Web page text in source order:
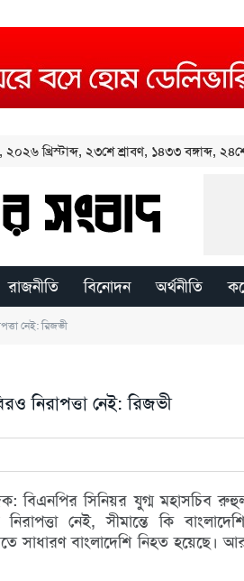
খ্রিস্টাব্দ, ২৩শে শ্রাবণ, ১৪৩৩ বঙ্গাব্দ,
রাজনীতি বিনোদন অর্থনীতি
নেই: রিজভী
নিরাপত্তা নেই: রিজভী
বিএনপির সিনিয়র যুগ্ম মহাসচিব
নেই, সীমান্তে কি
সাধারণ বাংলাদেশি নিহত হয়েছে।